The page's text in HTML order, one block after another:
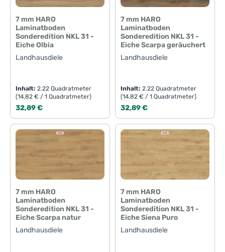
7 mm HARO
Laminatboden
Sonderedition NKL 31 -
Eiche Olbia
Landhausdiele
Inhalt:2.22 Quadratmeter
(14,82 € / 1 Quadratmeter)
Regulärer Preis:
32,89 €
7 mm HARO
Laminatboden
Sonderedition NKL 31 -
Eiche Scarpa geräuchert
Landhausdiele
Inhalt:2.22 Quadratmeter
(14,82 € / 1 Quadratmeter)
Regulärer Preis:
32,89 €
7 mm HARO
Laminatboden
Sonderedition NKL 31 -
Eiche Scarpa natur
Landhausdiele
7 mm HARO
Laminatboden
Sonderedition NKL 31 -
Eiche Siena Puro
Landhausdiele